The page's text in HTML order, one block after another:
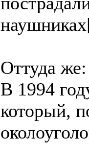
Оттуда же:
В 1994
который,